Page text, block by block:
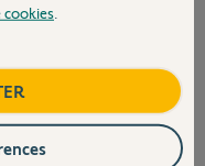
ça ne fonctionne pas. Le
cookies